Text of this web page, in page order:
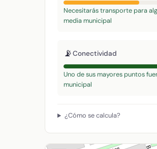
Necesitarás transporte para
media municipal
📡Conectividad
Uno de sus mayores puntos
municipal
¿Cómo se calcula?